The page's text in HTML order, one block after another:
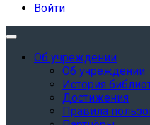
Войти
Об учреждении
Об учреждении
История
Достижения
Правила